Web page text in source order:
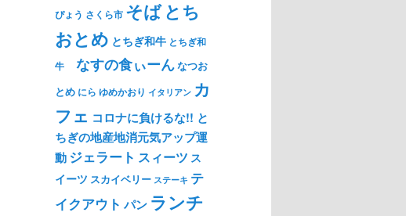
ぴょう さくら市 そばとち
おとめ とちぎ和牛 とちぎ和
牛
なすの食ぃーんなつお
とめ にら ゆめかおり イタリアン カ
フェ コロナに負けるな!! と
ちぎの地産地消元気アップ運
動ジェラート スィーツ ス
イーツ スカイベリー ステーキ テ
イクアウト パン ランチ